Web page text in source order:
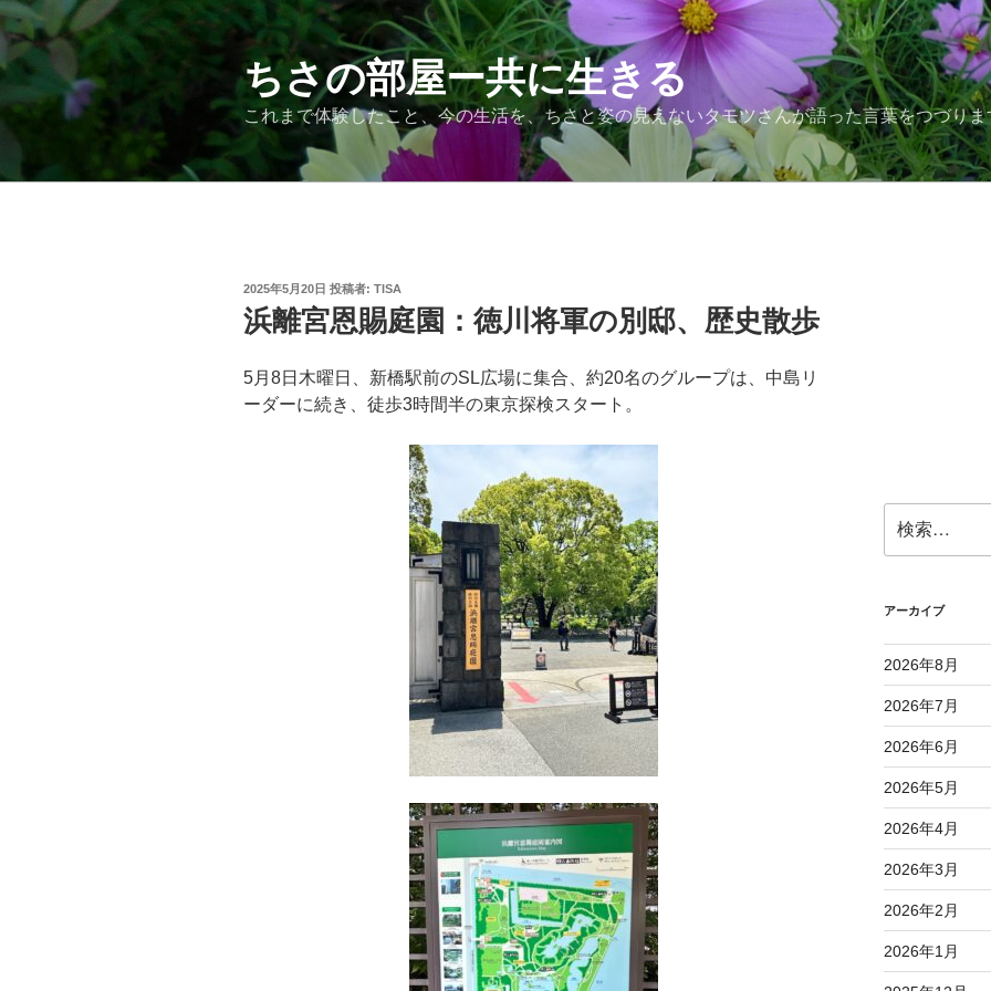
コ
ン
テ
ツ
ちさの部屋ー共に生きる
これまで体験したこと、今の生活を、ちさと姿の見えないタモツさんが語った言葉をつづりま
投
稿
日:
2025年5月20日 投稿者: TISA
浜離宮恩賜庭園：徳川将軍の別邸、歴史散歩
5月8日木曜日、新橋駅前のSL広場に集合、約20名のグループは、中島リ
ーダーに続き、徒歩3時間半の東京探検スタート。
索:
アーカイブ
2026年8月
2026年7月
2026年6月
2026年5月
2026年4月
2026年3月
2026年2月
2026年1月